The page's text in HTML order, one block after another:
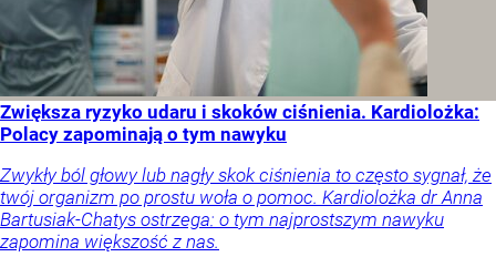
Zwiększa ryzyko udaru i skoków ciśnienia. Kardiolożka:
Polacy zapominają o tym nawyku
Zwykły ból głowy lub nagły skok ciśnienia to często sygnał, że
twój organizm po prostu woła o pomoc. Kardiolożka dr Anna
Bartusiak-Chatys ostrzega: o tym najprostszym nawyku
zapomina większość z nas.